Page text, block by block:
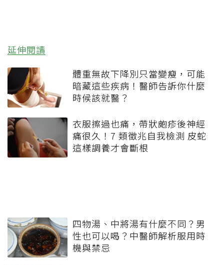
延伸閱讀
體重無故下降別只當變瘦，可能
暗藏這些疾病！醫師告訴你什麼
時候該就醫？
衣服擦過也痛，帶狀皰疹後神經
痛很久！7 類徵兆自我檢測 皮蛇
這樣調養才會斷根
四物湯、中將湯有什麼不同？男
性也可以喝？中醫師解析服用時
機與禁忌